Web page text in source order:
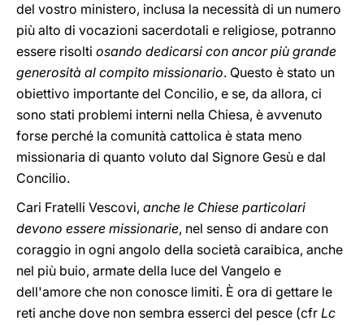
del vostro ministero, inclusa la necessità di un numero
più alto di vocazioni sacerdotali e religiose, potranno
essere risolti osando dedicarsi con ancor più grande
generosità al compito missionario. Questo è stato un
obiettivo importante del Concilio, e se, da allora, ci
sono stati problemi interni nella Chiesa, è avvenuto
forse perché la comunità cattolica è stata meno
missionaria di quanto voluto dal Signore Gesù e dal
Concilio.
Cari Fratelli Vescovi, anche le Chiese particolari
devono essere missionarie, nel senso di andare con
coraggio in ogni angolo della società caraibica, anche
nel più buio, armate della luce del Vangelo e
dell'amore che non conosce limiti. È ora di gettare le
reti anche dove non sembra esserci del pesce (cfr Lc